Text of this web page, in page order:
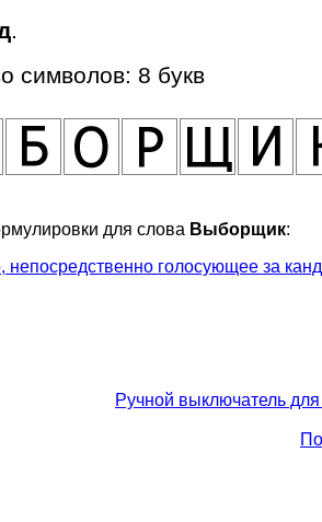
.
символов: 8 букв
для слова Выборщик:
непосредственно голосующее за
Ручной выключатель